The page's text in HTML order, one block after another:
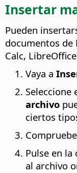
Insertar
Pueden
documentos de
Calc,
Vaya a
Seleccione
archivo
ciertos
Pulse en la
al archivo